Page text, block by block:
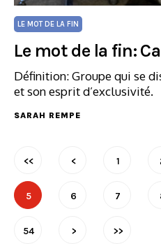
LE MOT DE LA FIN
Le mot de la fin:
Définition: Groupe qui se
et son esprit d’exclusivité.
SARAH REMPE
<< < 1
5 6 7
54 > >>